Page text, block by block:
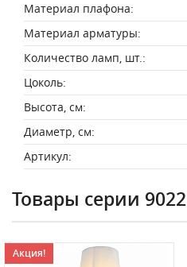
Материал плафона:
Материал арматуры:
Количество ламп, шт.:
Цоколь:
Высота, см:
Диаметр, см:
Артикул:
Товары серии 9022
Акция!